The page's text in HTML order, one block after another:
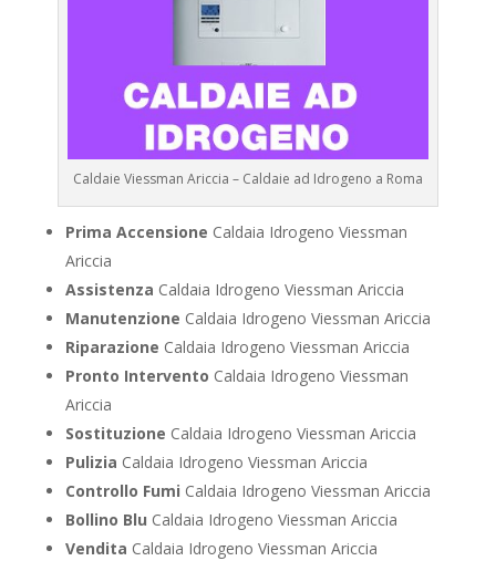
Caldaie Viessman Ariccia – Caldaie ad Idrogeno a Roma
Prima Accensione Caldaia Idrogeno Viessman
Ariccia
Assistenza Caldaia Idrogeno Viessman Ariccia
Manutenzione Caldaia Idrogeno Viessman Ariccia
Riparazione Caldaia Idrogeno Viessman Ariccia
Pronto Intervento Caldaia Idrogeno Viessman
Ariccia
Sostituzione Caldaia Idrogeno Viessman Ariccia
Pulizia Caldaia Idrogeno Viessman Ariccia
Controllo Fumi Caldaia Idrogeno Viessman Ariccia
Bollino Blu Caldaia Idrogeno Viessman Ariccia
Vendita Caldaia Idrogeno Viessman Ariccia